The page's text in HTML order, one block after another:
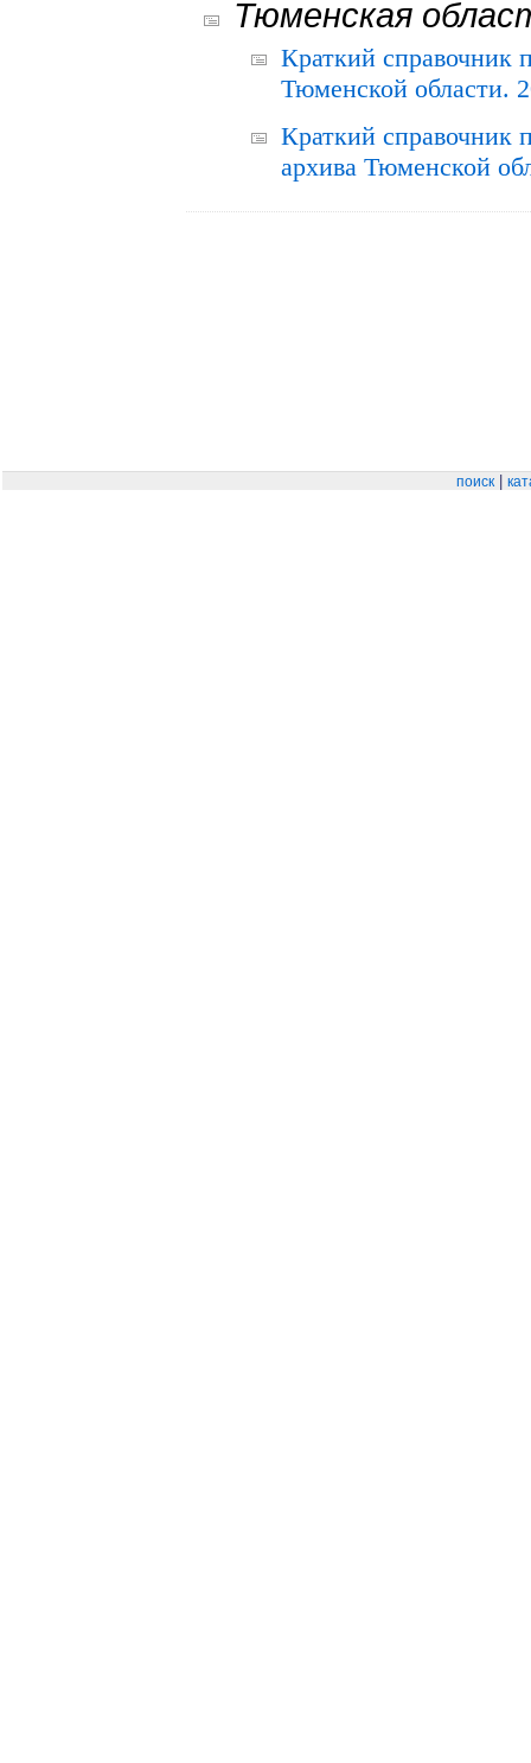
Тюменская
Краткий справочник
Тюменской области.
Краткий справочник
архива Тюменской
поиск